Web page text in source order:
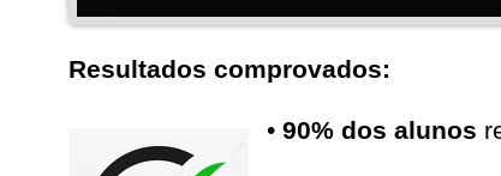
Resultados comprovados:
• 90% dos alunos